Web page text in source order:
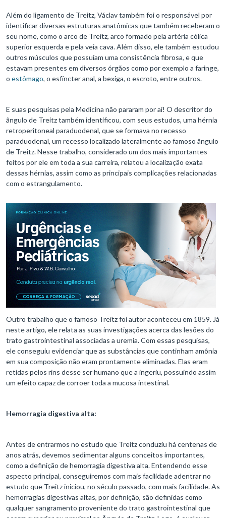
Além do ligamento de Treitz, Václav também foi o responsável por
identificar diversas estruturas anatômicas que também receberam o
seu nome, como o arco de Treitz, arco formado pela artéria cólica
superior esquerda e pela veia cava. Além disso, ele também estudou
outros músculos que possuíam uma consistência fibrosa, e que
estavam presentes em diversos órgãos como por exemplo a faringe,
o estômago, o esfíncter anal, a bexiga, o escroto, entre outros.
E suas pesquisas pela Medicina não pararam por aí! O descritor do
ângulo de Treitz também identificou, com seus estudos, uma hérnia
retroperitoneal paraduodenal, que se formava no recesso
paraduodenal, um recesso localizado lateralmente ao famoso ângulo
de Treitz. Nesse trabalho, considerado um dos mais importantes
feitos por ele em toda a sua carreira, relatou a localização exata
dessas hérnias, assim como as principais complicações relacionadas
com o estrangulamento.
Outro trabalho que o famoso Treitz foi autor aconteceu em 1859. Já
neste artigo, ele relata as suas investigações acerca das lesões do
trato gastrointestinal associadas a uremia. Com essas pesquisas,
ele conseguiu evidenciar que as substâncias que continham amônia
em sua composição não eram prontamente eliminadas. Elas eram
retidas pelos rins desse ser humano que a ingeriu, possuindo assim
um efeito capaz de corroer toda a mucosa intestinal.
Hemorragia digestiva alta:
Antes de entrarmos no estudo que Treitz conduziu há centenas de
anos atrás, devemos sedimentar alguns conceitos importantes,
como a definição de hemorragia digestiva alta. Entendendo esse
aspecto principal, conseguiremos com mais facilidade adentrar no
estudo que Treitz iniciou, no século passado, com mais facilidade. As
hemorragias digestivas altas, por definição, são definidas como
qualquer sangramento proveniente do trato gastrointestinal que